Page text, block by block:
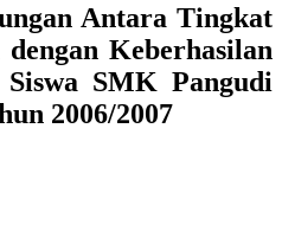
Antara Tingkat
Keberhasilan
Siswa SMK Pangudi
2006/2007